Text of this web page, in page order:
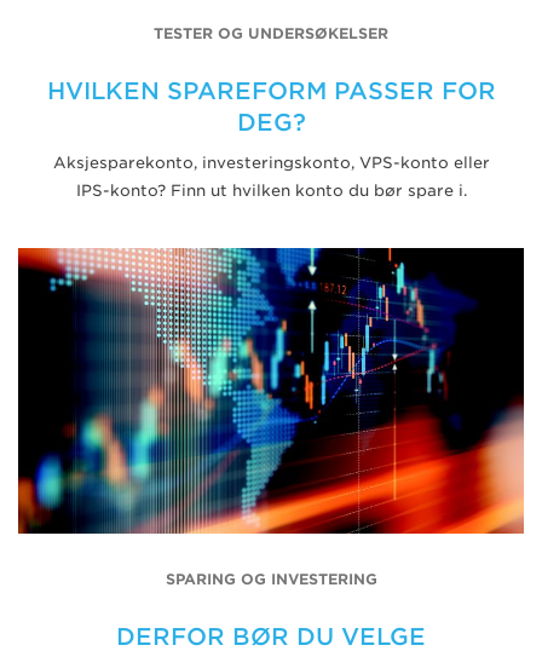
TESTER OG UNDERSØKELSER
HVILKEN SPAREFORM PASSER FOR
DEG?
Aksjesparekonto, investeringskonto, VPS-konto eller
IPS-konto? Finn ut hvilken konto du bør spare i.
SPARING OG INVESTERING
DERFOR BØR DU VELGE